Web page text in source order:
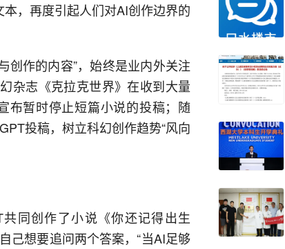
，再度引起人们对AI创作边界的
创作的内容”，始终是业内外关注
杂志《克拉克世界》在收到大量
布暂时停止短篇小说的投稿；随
投稿，树立科幻创作趋势“风向
同创作了小说《你还记得出生
己想要追问两个答案，“当AI足够